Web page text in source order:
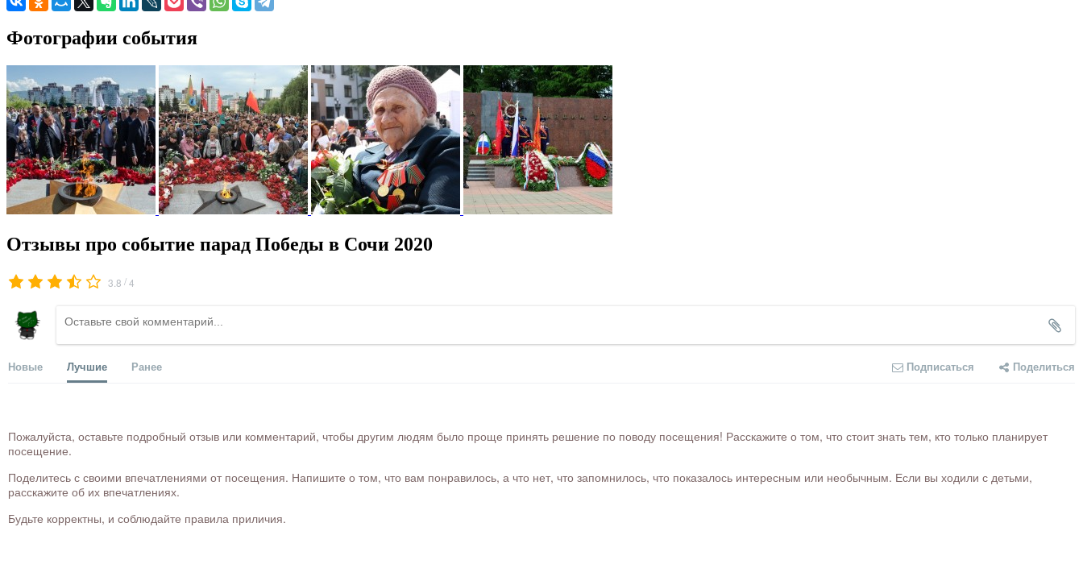
Фотографии события
Отзывы про событие парад Победы в Сочи 2020
3.8 /4
Новые Лучшие Ранее Подписаться Поделиться
Пожалуйста, оставьте подробный отзыв или комментарий, чтобы другим людям было проще принять решение по поводу посещения! Расскажите о том, что стоит знать тем, кто только планирует
посещение.
Поделитесь с своими впечатлениями от посещения. Напишите о том, что вам понравилось, а что нет, что запомнилось, что показалось интересным или необычным. Если вы ходили с детьми,
расскажите об их впечатлениях.
Будьте корректны, и соблюдайте правила приличия.